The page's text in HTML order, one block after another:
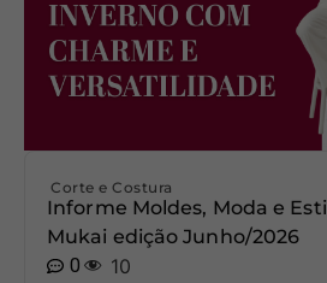
Corte e Costura
Informe Moldes, Moda e
Mukai edição Junho/2026
0
10